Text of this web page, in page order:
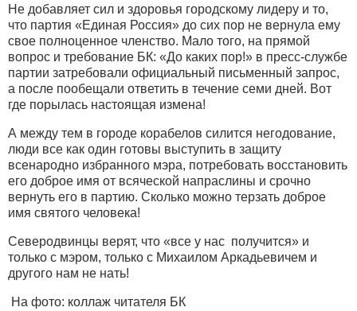
Не добавляет сил и здоровья городскому лидеру и то,
что партия «Единая Россия» до сих пор не вернула ему
свое полноценное членство. Мало того, на прямой
вопрос и требование БК: «До каких пор!» в пресс-службе
партии затребовали официальный письменный запрос,
а после пообещали ответить в течение семи дней. Вот
где порылась настоящая измена!
А между тем в городе корабелов силится негодование,
люди все как один готовы выступить в защиту
всенародно избранного мэра, потребовать восстановить
его доброе имя от всяческой напраслины и срочно
вернуть его в партию. Сколько можно терзать доброе
имя святого человека!
Северодвинцы верят, что «все у нас получится» и
только с мэром, только с Михаилом Аркадьевичем и
другого нам не нать!
На фото: коллаж читателя БК